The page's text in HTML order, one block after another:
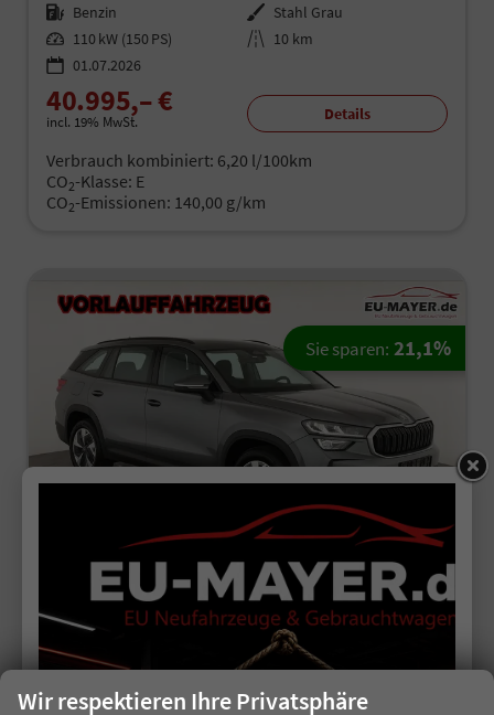
Kraftstoff Benzin Außenfarbe Stahl Grau
Leistung 110 kW (150 PS) Kilometerstand 10 km
01.07.2026
40.995,– €
incl. 19% MwSt. Details
Verbrauch kombiniert: 6,20 l/100km
CO2-Klasse: E
CO2-Emissionen: 140,00 g/km
ab 257,– € mtl.
Skoda Kodiaq
unverbindliche Lieferzeit:17.08.2026
Sie sparen: 21,1%
Wir respektieren Ihre Privatsphäre